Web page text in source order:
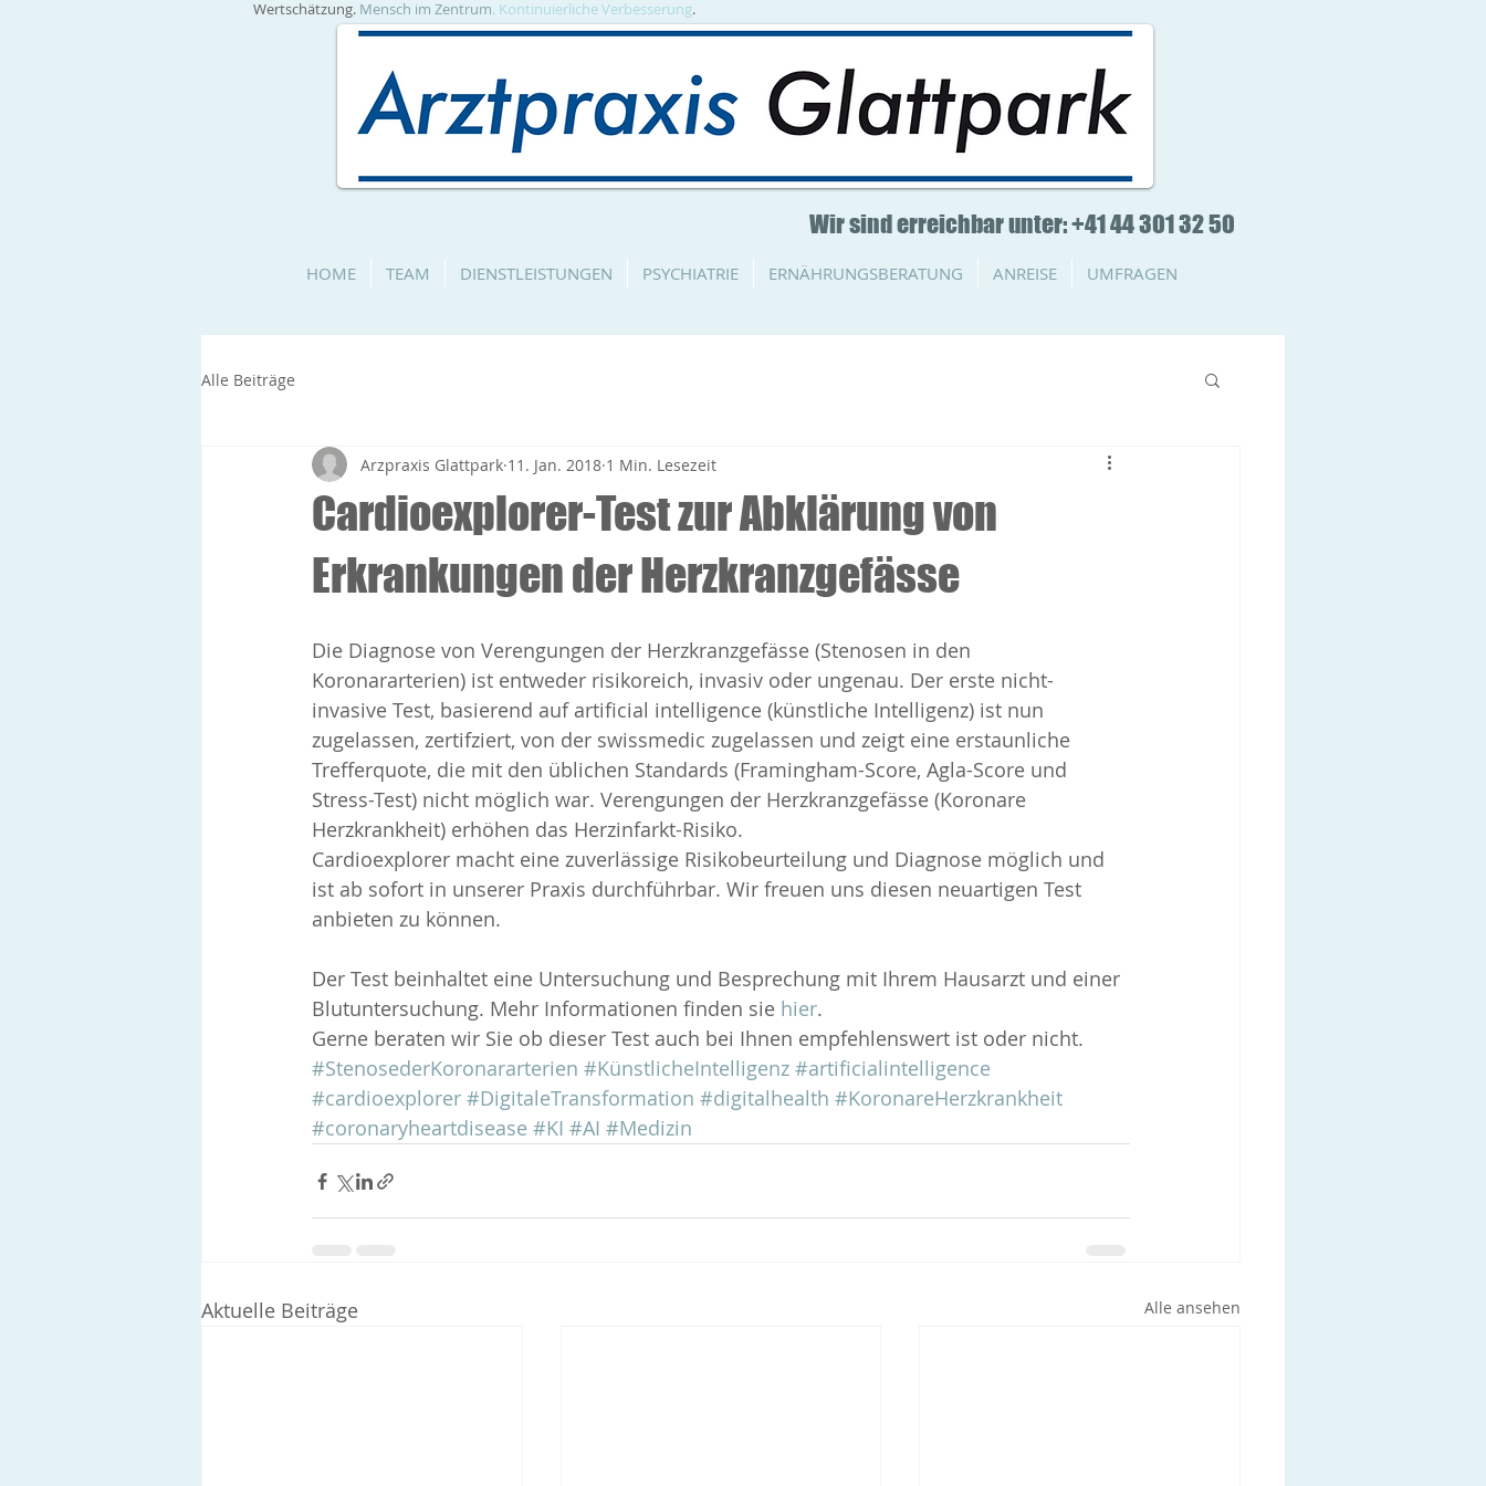
Wertschätzung. Mensch im Zentrum. Kontinuierliche Verbesserung.
Wir sind erreichbar unter: +41 44 301 32 50
HOME TEAM DIENSTLEISTUNGEN PSYCHIATRIE ERNÄHRUNGSBERATUNG ANREISE UMFRAGEN
Alle Beiträge
Cardioexplorer-Test zur Abklärung von
Erkrankungen der Herzkranzgefässe
Arzpraxis Glattpark 11. Jan. 2018 1 Min. Lesezeit
Die Diagnose von Verengungen der Herzkranzgefässe (Stenosen in den
Koronararterien) ist entweder risikoreich, invasiv oder ungenau. Der erste nicht-
invasive Test, basierend auf artificial intelligence (künstliche Intelligenz) ist nun
zugelassen, zertifziert, von der swissmedic zugelassen und zeigt eine erstaunliche
Trefferquote, die mit den üblichen Standards (Framingham-Score, Agla-Score und
Stress-Test) nicht möglich war. Verengungen der Herzkranzgefässe (Koronare
Herzkrankheit) erhöhen das Herzinfarkt-Risiko.
Cardioexplorer macht eine zuverlässige Risikobeurteilung und Diagnose möglich und
ist ab sofort in unserer Praxis durchführbar. Wir freuen uns diesen neuartigen Test
anbieten zu können.
Der Test beinhaltet eine Untersuchung und Besprechung mit Ihrem Hausarzt und einer
Blutuntersuchung. Mehr Informationen finden sie hier.
Gerne beraten wir Sie ob dieser Test auch bei Ihnen empfehlenswert ist oder nicht.
#StenosederKoronararterien #KünstlicheIntelligenz #artificialintelligence
#cardioexplorer #DigitaleTransformation #digitalhealth #KoronareHerzkrankheit
#coronaryheartdisease #KI #AI #Medizin
Aktuelle Beiträge Alle ansehen